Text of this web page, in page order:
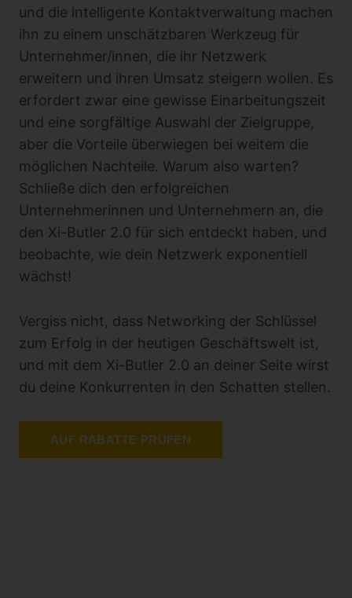
und die intelligente Kontaktverwaltung machen
ihn zu einem unschätzbaren Werkzeug für
Unternehmer/innen, die ihr Netzwerk
erweitern und ihren Umsatz steigern wollen. Es
erfordert zwar eine gewisse Einarbeitungszeit
und eine sorgfältige Auswahl der Zielgruppe,
aber die Vorteile überwiegen bei weitem die
möglichen Nachteile. Warum also warten?
Schließe dich den erfolgreichen
Unternehmerinnen und Unternehmern an, die
den Xi-Butler 2.0 für sich entdeckt haben, und
beobachte, wie dein Netzwerk exponentiell
wächst!
Vergiss nicht, dass Networking der Schlüssel
zum Erfolg in der heutigen Geschäftswelt ist,
und mit dem Xi-Butler 2.0 an deiner Seite wirst
du deine Konkurrenten in den Schatten stellen.
AUF RABATTE PRÜFEN